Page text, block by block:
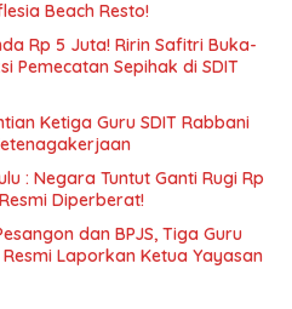
Beach Resto!
Rp 5 Juta! Ririn Safitri Buka-
Pemecatan Sepihak di SDIT
Ketiga Guru SDIT Rabbani
: Negara Tuntut Ganti Rugi Rp
Diperberat!
dan BPJS, Tiga Guru
Laporkan Ketua Yayasan